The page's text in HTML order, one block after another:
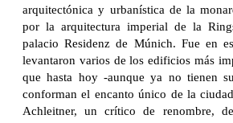
arquitectónica y urbanística de la
por la arquitectura imperial de la
palacio Residenz de Múnich. Fue en
levantaron varios de los edificios más
que hasta hoy -aunque ya no tienen
conforman el encanto único de la
Achleitner, un crítico de renombre,